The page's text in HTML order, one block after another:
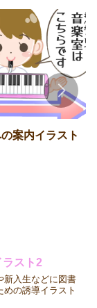
案内イラスト
ラスト2
新入生などに図書
の誘導イラスト